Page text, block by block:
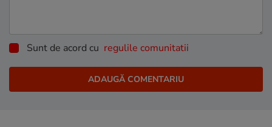
Sunt de acord cu regulile comunitatii